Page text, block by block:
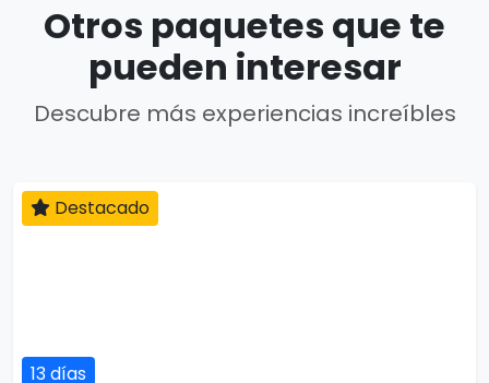
Otros paquetes que te
pueden interesar
Descubre más experiencias increíbles
13 días
Destacado